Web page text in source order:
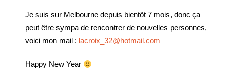
Je suis sur Melbourne depuis bientôt 7 mois, donc ça
peut être sympa de rencontrer de nouvelles personnes,
voici mon mail : lacroix_32@hotmail.com
Happy New Year